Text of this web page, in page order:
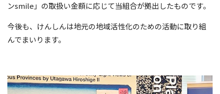
ンsmile」の取扱い金額に応じて当組合が拠出したものです。
今後も、けんしんは地元の地域活性化のための活動に取り組
んでまいります。